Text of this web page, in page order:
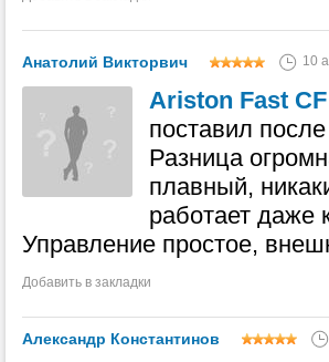
Анатолий Викторвич 10
Ariston Fast
поставил
Разница
плавный,
работает даже
Управление простое,
Добавить в закладки
Александр Константинов